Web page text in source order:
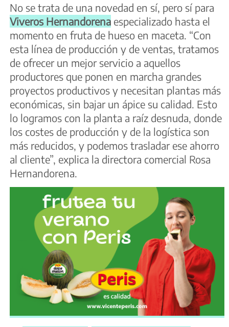
No se trata de una novedad en sí, pero sí para
Viveros Hernandorena especializado hasta el
momento en fruta de hueso en maceta. “Con
esta línea de producción y de ventas, tratamos
de ofrecer un mejor servicio a aquellos
productores que ponen en marcha grandes
proyectos productivos y necesitan plantas más
económicas, sin bajar un ápice su calidad. Esto
lo logramos con la planta a raíz desnuda, donde
los costes de producción y de la logística son
más reducidos, y podemos trasladar ese ahorro
al cliente”, explica la directora comercial Rosa
Hernandorena.